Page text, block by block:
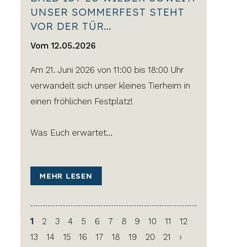
UNSER SOMMERFEST STEHT
VOR DER TÜR...
Vom 12.05.2026
Am 21. Juni 2026 von 11:00 bis 18:00 Uhr
verwandelt sich unser kleines Tierheim in
einen fröhlichen Festplatz!
Was Euch erwartet...
MEHR LESEN
1 2 3 4 5 6 7 8 9 10 11
12
13
14 15 16 17 18 19 20 21
›